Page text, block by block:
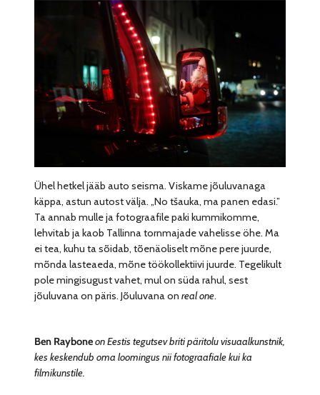
Ühel hetkel jääb auto seisma. Viskame jõuluvanaga
käppa, astun autost välja. „No tšauka, ma panen edasi.”
Ta annab mulle ja fotograafile paki kummikomme,
lehvitab ja kaob Tallinna tornmajade vahelisse öhe. Ma
ei tea, kuhu ta sõidab, tõenäoliselt mõne pere juurde,
mõnda lasteaeda, mõne töökollektiivi juurde. Tegelikult
pole mingisugust vahet, mul on süda rahul, sest
jõuluvana on päris. Jõuluvana onreal one.
Ben Rayboneon Eestis tegutsev briti päritolu visuaalkunstnik,
kes keskendub oma loomingus nii fotograafiale kui ka
filmikunstile.